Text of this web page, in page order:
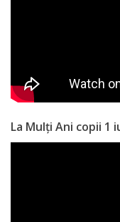
și
Legislație
La Mulți Ani copii 1